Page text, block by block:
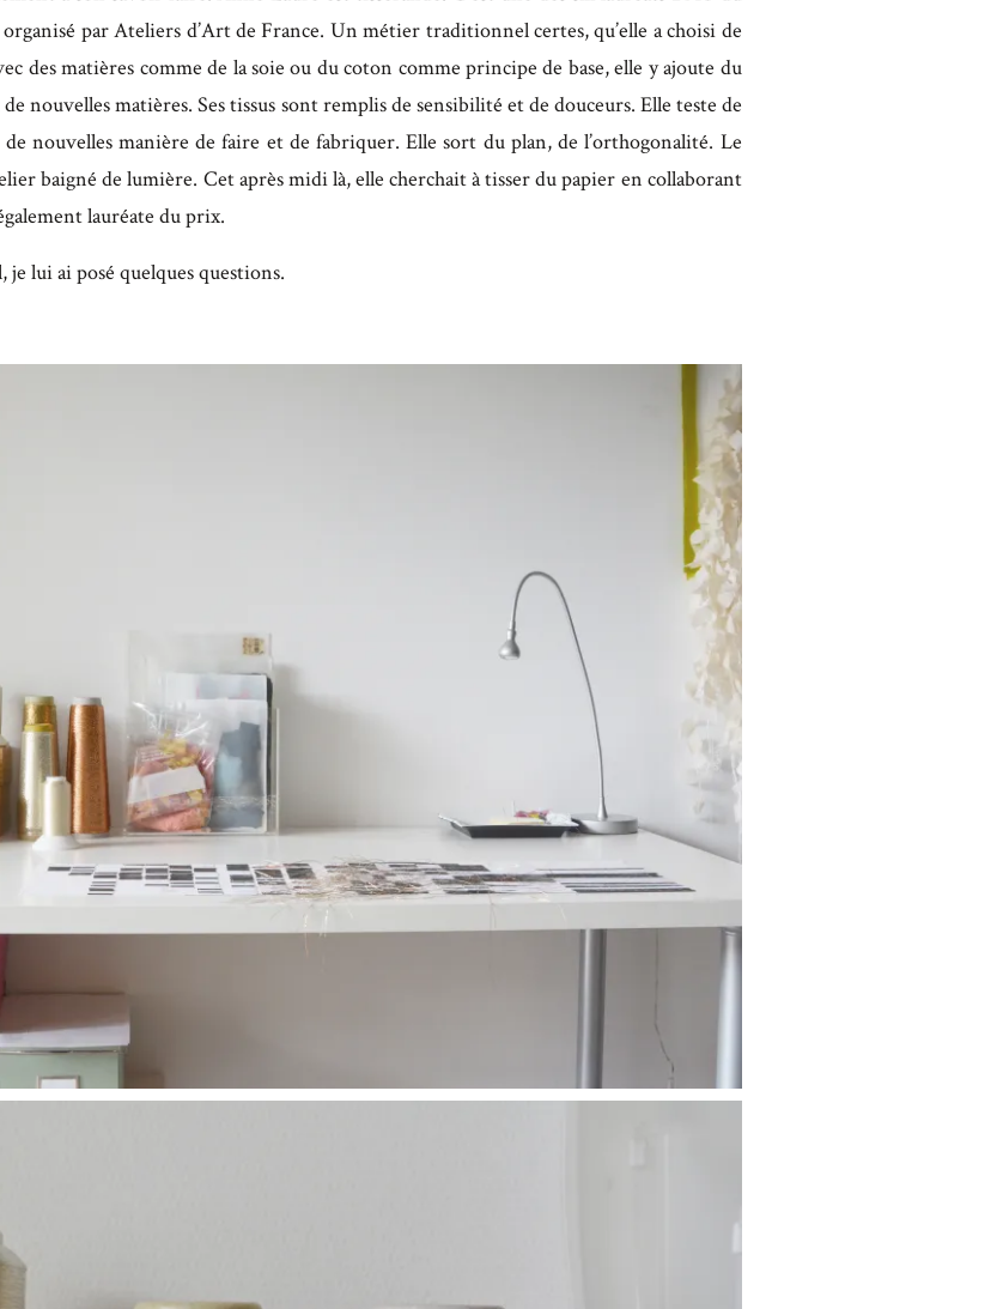
par Ateliers d’Art de France. Un métier traditionnel certes, qu’elle a choisi de
des matières comme de la soie ou du coton comme principe de base, elle y ajoute du
nouvelles matières. Ses tissus sont remplis de sensibilité et de douceurs. Elle teste de
nouvelles manière de faire et de fabriquer. Elle sort du plan, de l’orthogonalité. Le
baigné de lumière. Cet après midi là, elle cherchait à tisser du papier en collaborant
lauréate du prix.
lui ai posé quelques questions.